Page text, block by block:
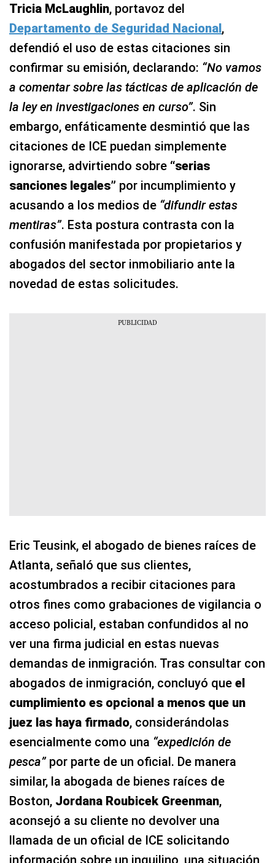
Tricia McLaughlin, portavoz del
Departamento de Seguridad Nacional,
defendió el uso de estas citaciones sin
confirmar su emisión, declarando: “No vamos
a comentar sobre las tácticas de aplicación de
la ley en investigaciones en curso”. Sin
embargo, enfáticamente desmintió que las
citaciones de ICE puedan simplemente
ignorarse, advirtiendo sobre “serias
sanciones legales” por incumplimiento y
acusando a los medios de “difundir estas
mentiras”. Esta postura contrasta con la
confusión manifestada por propietarios y
abogados del sector inmobiliario ante la
novedad de estas solicitudes.
Eric Teusink, el abogado de bienes raíces de
Atlanta, señaló que sus clientes,
acostumbrados a recibir citaciones para
otros fines como grabaciones de vigilancia o
acceso policial, estaban confundidos al no
ver una firma judicial en estas nuevas
demandas de inmigración. Tras consultar con
abogados de inmigración, concluyó que el
cumplimiento es opcional a menos que un
juez las haya firmado, considerándolas
esencialmente como una “expedición de
pesca”por parte de un oficial. De manera
similar, la abogada de bienes raíces de
Boston, Jordana Roubicek Greenman,
aconsejó a su cliente no devolver una
llamada de un oficial de ICE solicitando
información sobre un inquilino, una situación